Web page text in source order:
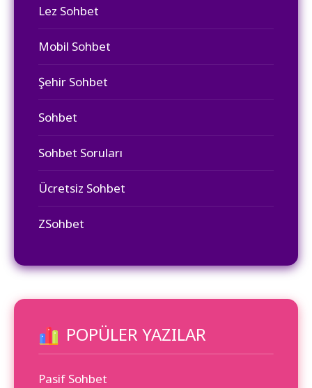
Lez Sohbet
Mobil Sohbet
Şehir Sohbet
Sohbet
Sohbet Soruları
Ücretsiz Sohbet
ZSohbet
POPÜLER YAZILAR
Pasif Sohbet